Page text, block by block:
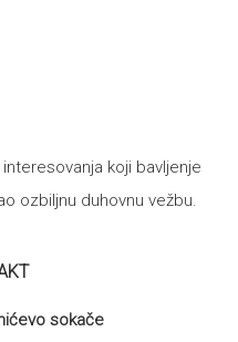
koji bavljenje
ozbiljnu duhovnu vežbu.
sokače